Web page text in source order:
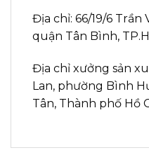
Địa chỉ: 66/19/6 Trần
quận Tân Bình,
Địa chỉ xưởng sản
Lan, phường Bình
Tân, Thành phố Hồ